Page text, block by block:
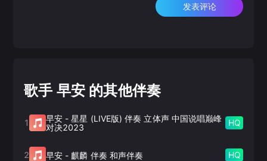
发表评论
歌手 早安 的其他伴奏
1 早安 -星星 (LIVE版) 伴奏 立体声 中国说唱巅峰
对决2023
HQ
2 早安 - 麒麟 伴奏 和声伴奏 HQ